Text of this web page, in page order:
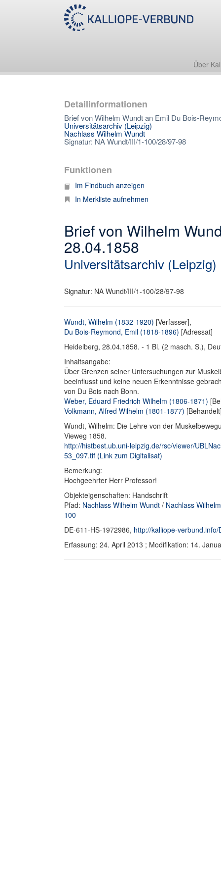
Über
Detailinformationen
Brief von Wilhelm Wundt an Emil Du Bois-
Universitätsarchiv (Leipzig)
Nachlass Wilhelm Wundt
Signatur: NA Wundt/III/1-100/28/97-98
Funktionen
Im Findbuch anzeigen
In Merkliste aufnehmen
Brief von Wilhelm
28.04.1858
Universitätsarchiv (Leipzig)
Signatur: NA Wundt/III/1-100/28/97-98
Wundt, Wilhelm (1832-1920) [Verfasser],
Du Bois-Reymond, Emil (1818-1896) [Adressat]
Heidelberg, 28.04.1858. - 1 Bl. (2 masch. S.),
Inhaltsangabe:
Über Grenzen seiner Untersuchungen zur
beeinflusst und keine neuen Erkenntnisse
von Du Bois nach Bonn.
Weber, Eduard Friedrich Wilhelm (1806-1871)
Volkmann, Alfred Wilhelm (1801-1877)
Wundt, Wilhelm: Die Lehre von der
Vieweg 1858.
http://histbest.ub.uni-leipzig.de/rsc/viewer/
53_097.tif (Link zum Digitalisat)
Bemerkung:
Hochgeehrter Herr Professor!
Objekteigenschaften: Handschrift
Pfad: Nachlass Wilhelm Wundt / Nachlass
100
DE-611-HS-1972986, http://kalliope-
Erfassung: 24. April 2013 ; Modifikation: 14.